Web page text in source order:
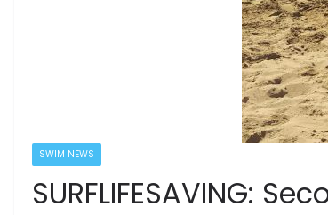
SWIM NEWS
SURFLIFESAVING: